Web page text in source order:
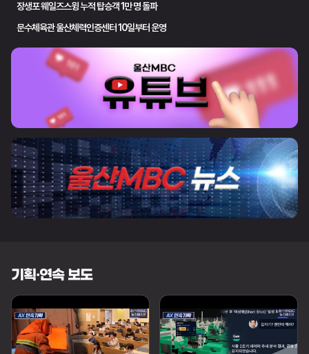
장생포 웨일즈스윙 누적 탑승객 1만 명 돌파
문수체육관 울산체력인증센터 10일부터 운영
기획·연속 보도